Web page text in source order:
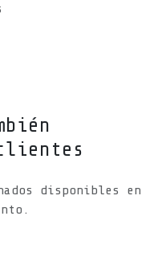
disponibles en